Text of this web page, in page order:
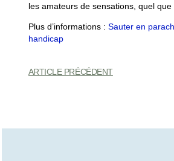
les amateurs de sensations, quel que
Plus d’informations : Sauter en
handicap
ARTICLE PRÉCÉDENT